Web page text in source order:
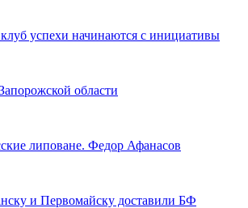
успехи начинаются с инициативы
области
липоване. Федор Афанасов
и Первомайску доставили БФ